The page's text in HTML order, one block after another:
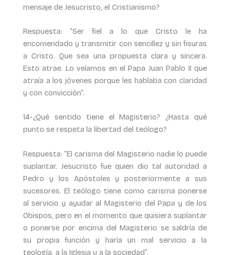
mensaje de Jesucristo, el Cristianismo?
Respuesta: “Ser fiel a lo que Cristo le ha
encomendado y transmitir con sencillez y sin fisuras
a Cristo. Que sea una propuesta clara y sincera.
Esto atrae. Lo veíamos en el Papa Juan Pablo II que
atraía a los jóvenes porque les hablaba con claridad
y con convicción”.
14-¿Qué sentido tiene el Magisterio? ¿Hasta qué
punto se respeta la libertad del teólogo?
Respuesta: “El carisma del Magisterio nadie lo puede
suplantar. Jesucristo fue quien dio tal autoridad a
Pedro y los Apóstoles y posteriormente a sus
sucesores. El teólogo tiene como carisma ponerse
al servicio y ayudar al Magisterio del Papa y de los
Obispos, pero en el momento que quisiera suplantar
o ponerse por encima del Magisterio se saldría de
su propia función y haría un mal servicio a la
teología, a la Iglesia y a la sociedad”.